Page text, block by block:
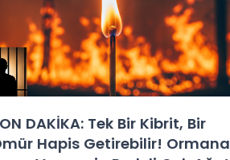
DAKİKA: Tek Bir Kibrit, Bir
Hapis Getirebilir! Ormana